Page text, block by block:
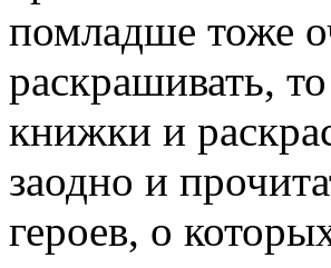
помладше тоже
раскрашивать,
книжки и
заодно и
героев, о